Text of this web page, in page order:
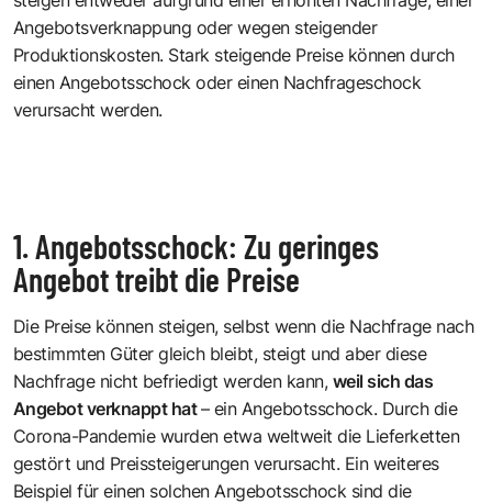
Angebotsverknappung oder wegen steigender
Produktionskosten. Stark steigende Preise können durch
einen Angebotsschock oder einen Nachfrageschock
verursacht werden.
1. Angebotsschock: Zu geringes
Angebot treibt die Preise
Die Preise können steigen, selbst wenn die Nachfrage nach
bestimmten Güter gleich bleibt, steigt und aber diese
Nachfrage nicht befriedigt werden kann, weil sich das
Angebot verknappt hat– ein Angebotsschock. Durch die
Corona-Pandemie wurden etwa weltweit die Lieferketten
gestört und Preissteigerungen verursacht. Ein weiteres
Beispiel für einen solchen Angebotsschock sind die